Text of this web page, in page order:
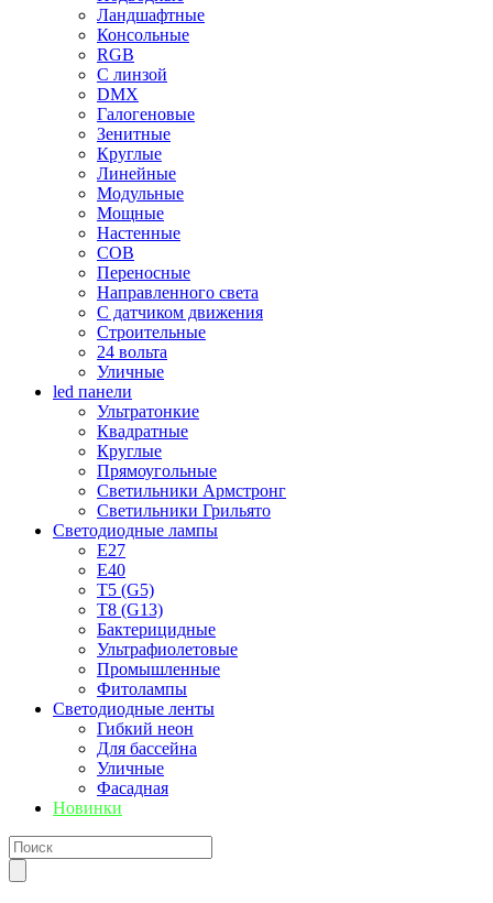
Ландшафтные
Консольные
RGB
С линзой
DMX
Галогеновые
Зенитные
Круглые
Линейные
Модульные
Мощные
Настенные
COB
Переносные
Направленного света
С датчиком движения
Строительные
24 вольта
Уличные
led панели
Ультратонкие
Квадратные
Круглые
Прямоугольные
Светильники Армстронг
Светильники Грильято
Светодиодные лампы
E27
Е40
T5 (G5)
T8 (G13)
Бактерицидные
Ультрафиолетовые
Промышленные
Фитолампы
Светодиодные ленты
Гибкий неон
Для бассейна
Уличные
Фасадная
Новинки